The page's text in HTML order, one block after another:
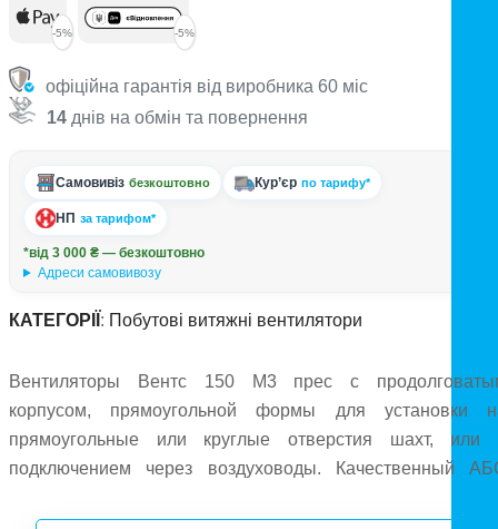
-5% -5%
офіційна гарантія від виробника 60 міс
14 днів на обмін та повернення
Самовивіз безкоштовно Кур’єр по тарифу*
НП за тарифом*
*від 3 000 ₴ — безкоштовно
Адреси самовивозу
КАТЕГОРІЇ : Побутові витяжні вентилятори
Вентиляторы Вентс 150 М3 прес с
корпусом, прямоугольной формы для установки
прямоугольные или круглые отверстия шахт, или
подключением через воздуховоды. Качественный